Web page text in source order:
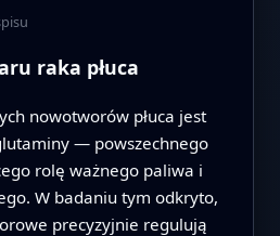
raka płuca
nowotworów płuca jest
— powszechnego
rolę ważnego paliwa i
W badaniu tym odkryto,
precyzyjnie regulują